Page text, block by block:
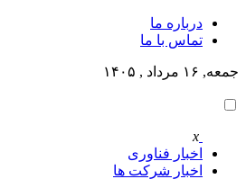
درباره ما
تماس با ما
جمعه, ۱۶ مرداد , ۱۴۰۵
x
اخبار فناوری
اخبار شرکت ها